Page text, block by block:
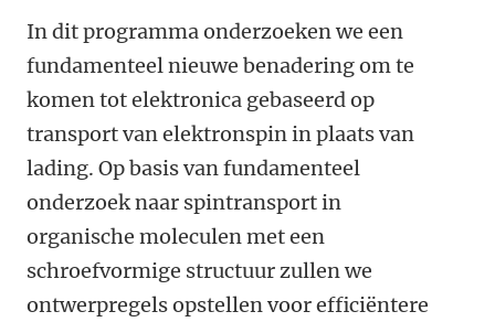
In dit programma onderzoeken we een
fundamenteel nieuwe benadering om te
komen tot elektronica gebaseerd op
transport van elektronspin in plaats van
lading. Op basis van fundamenteel
onderzoek naar spintransport in
organische moleculen met een
schroefvormige structuur zullen we
ontwerpregels opstellen voor efficiëntere